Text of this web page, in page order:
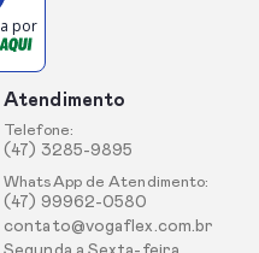
por
Atendimento
Telefone:
(47) 3285-9895
WhatsApp de Atendimento:
(47) 99962-0580
contato@vogaflex.com.br